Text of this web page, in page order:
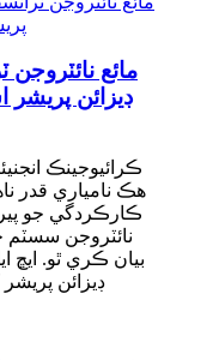
مائع نائٽروجن
ڊيزائن
ڪرائيوجينڪ
هڪ نامياري قدر
ڪارڪردگي جو
نائٽروجن
بيان ڪري ٿو. ايڇ
ڊيزائن